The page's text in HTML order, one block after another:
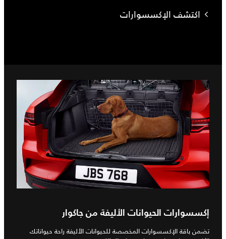
اكتشف الإكسسوارات
إكسسوارات الحيوانات الأليفة من جاكوار
تضمن باقة الإكسسوارات المخصصة للحيوانات الأليفة راحة حيواناتك